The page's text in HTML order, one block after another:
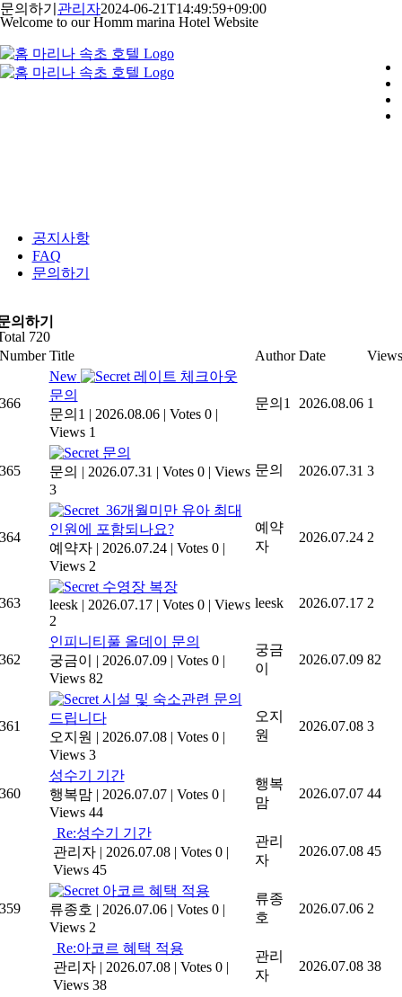
콘
텐
츠
로
건
Welcome to our Homm marina Hotel Website
문의하기 관리자2024-06-21T14:49:59+09:00
공지사항
FAQ
문의하기
의하기
720
Title Author Date Views
New
레이트 체크아웃
문의
문의1 | 2026.08.06 | Votes 0 |
Views 1
문의1 2026.08.06 1
문의
문의 | 2026.07.31 | Votes 0 | Views
3
문의 2026.07.31 3
36개월미만 유아 최대
인원에 포함되나요?
예약자 | 2026.07.24 | Votes 0 |
Views 2
예약
자
2026.07.24 2
수영장 복장
leesk | 2026.07.17 | Votes 0 | Views
2
leesk 2026.07.17 2
인피니티풀 올데이 문의
궁금이
| 2026.07.09 | Votes 0 |
Views 82
궁금
이
2026.07.09 82
시설 및 숙소관련 문의
드립니다
오지원 | 2026.07.08 | Votes 0 |
Views 3
오지
원
2026.07.08 3
성수기 기간
행복맘 | 2026.07.07 | Votes 0 |
Views 44
행복
맘
2026.07.07 44
Re:성수기 기간
관리자 | 2026.07.08 | Votes 0 |
Views 45
관리
자
2026.07.08 45
아코르 혜택 적용
류종호 | 2026.07.06 | Votes 0 |
Views 2
류종
호
2026.07.06 2
Re:아코르 혜택 적용
관리자 | 2026.07.08 | Votes 0 |
Views 38
관리
자
2026.07.08 38